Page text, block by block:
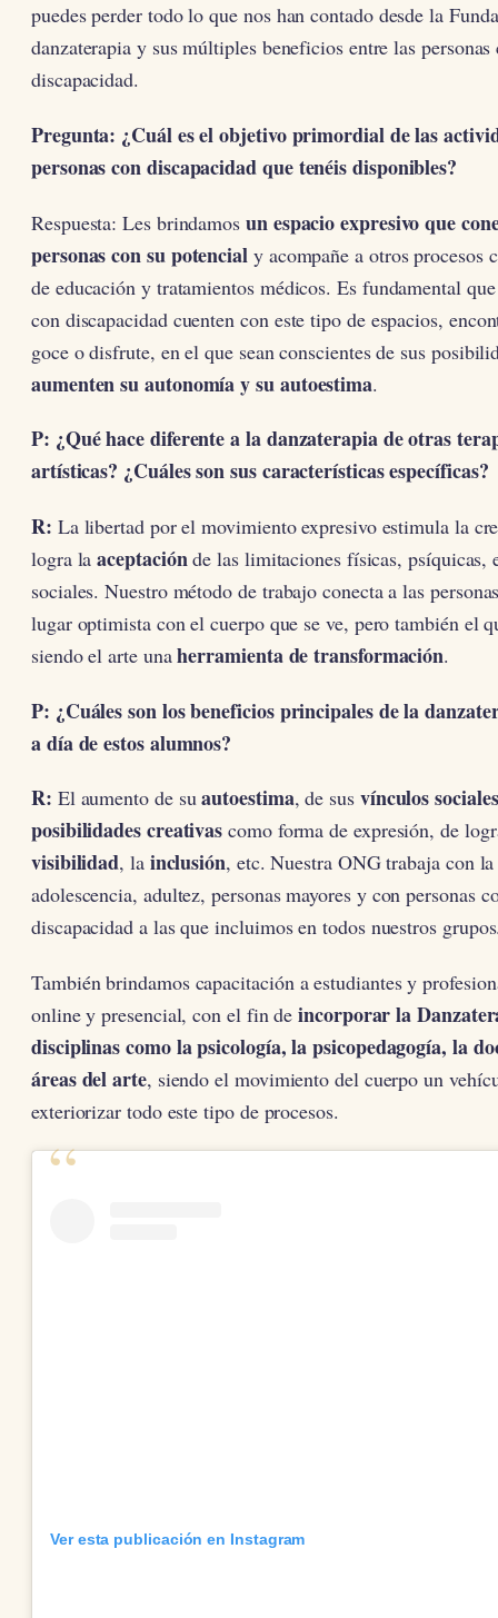
puedes perder todo lo que nos han contado desde la
danzaterapia y sus múltiples beneficios entre las personas
discapacidad.
Pregunta: ¿Cuál es el objetivo primordial de las
personas con discapacidad que tenéis disponibles?
Respuesta: Les brindamos un espacio expresivo que
personas con su potencial y acompañe a otros procesos
de educación y tratamientos médicos. Es fundamental
con discapacidad cuenten con este tipo de espacios,
goce o disfrute, en el que sean conscientes de sus
aumenten su autonomía y su autoestima.
P: ¿Qué hace diferente a la danzaterapia de otras
artísticas? ¿Cuáles son sus características específicas?
R: La libertad por el movimiento expresivo estimula la
logra laaceptaciónde las limitaciones físicas, psíquicas,
sociales. Nuestro método de trabajo conecta a las
lugar optimista con el cuerpo que se ve, pero también el
siendo el arte unaherramienta de transformación.
P: ¿Cuáles son los beneficios principales de la
a día de estos alumnos?
R: El aumento de suautoestima, de sus vínculos sociales
posibilidades creativas como forma de expresión, de
visibilidad, la inclusión, etc. Nuestra ONG trabaja con
adolescencia, adultez, personas mayores y con personas
discapacidad a las que incluimos en todos nuestros
También brindamos capacitación a estudiantes y
online y presencial, con el fin deincorporar la
disciplinas como la psicología, la psicopedagogía, la
áreas del arte, siendo el movimiento del cuerpo un
exteriorizar todo este tipo de procesos.
Ver esta publicación en Instagram